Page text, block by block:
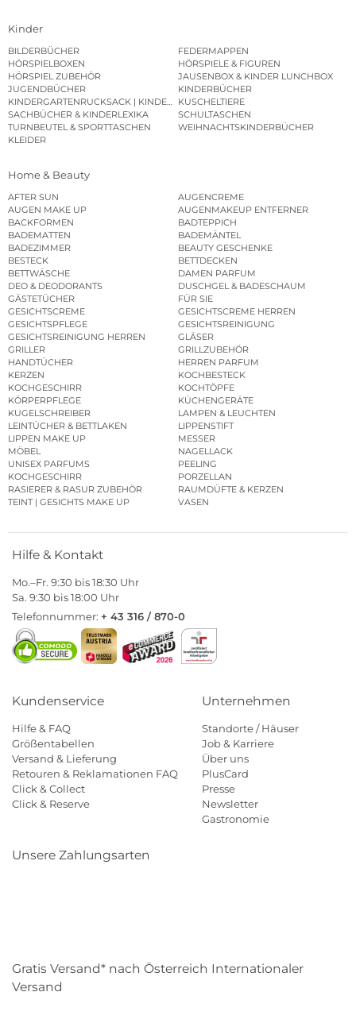
Kinder
BILDERBÜCHER
FEDERMAPPEN
HÖRSPIELBOXEN
HÖRSPIELE & FIGUREN
HÖRSPIEL ZUBEHÖR
JAUSENBOX & KINDER LUNCHBOX
JUGENDBÜCHER
KINDERBÜCHER
KINDERGARTENRUCKSACK | KINDERGARTENBEUTEL
KUSCHELTIERE
SACHBÜCHER & KINDERLEXIKA
SCHULTASCHEN
TURNBEUTEL & SPORTTASCHEN
WEIHNACHTSKINDERBÜCHER
KLEIDER
Home & Beauty
AFTER SUN
AUGENCREME
AUGEN MAKE UP
AUGENMAKEUP ENTFERNER
BACKFORMEN
BADTEPPICH
BADEMATTEN
BADEMÄNTEL
BADEZIMMER
BEAUTY GESCHENKE
BESTECK
BETTDECKEN
BETTWÄSCHE
DAMEN PARFUM
DEO & DEODORANTS
DUSCHGEL & BADESCHAUM
GÄSTETÜCHER
FÜR SIE
GESICHTSCREME
GESICHTSCREME HERREN
GESICHTSPFLEGE
GESICHTSREINIGUNG
GESICHTSREINIGUNG HERREN
GLÄSER
GRILLER
GRILLZUBEHÖR
HANDTÜCHER
HERREN PARFUM
KERZEN
KOCHBESTECK
KOCHGESCHIRR
KOCHTÖPFE
KÖRPERPFLEGE
KÜCHENGERÄTE
KUGELSCHREIBER
LAMPEN & LEUCHTEN
LEINTÜCHER & BETTLAKEN
LIPPENSTIFT
LIPPEN MAKE UP
MESSER
MÖBEL
NAGELLACK
UNISEX PARFUMS
PEELING
KOCHGESCHIRR
PORZELLAN
RASIERER & RASUR ZUBEHÖR
RAUMDÜFTE & KERZEN
TEINT | GESICHTS MAKE UP
VASEN
Hilfe & Kontakt
Mo.–Fr. 9:30 bis 18:30 Uhr
Sa. 9:30 bis 18:00 Uhr
Telefonnummer: + 43 316 / 870-0
Kundenservice
Hilfe & FAQ
Größentabellen
Versand & Lieferung
Retouren & Reklamationen FAQ
Click & Collect
Click & Reserve
Unternehmen
Standorte / Häuser
Job & Karriere
Über uns
PlusCard
Presse
Newsletter
Gastronomie
Unsere Zahlungsarten
Gratis Versand* nach Österreich Internationaler
Versand